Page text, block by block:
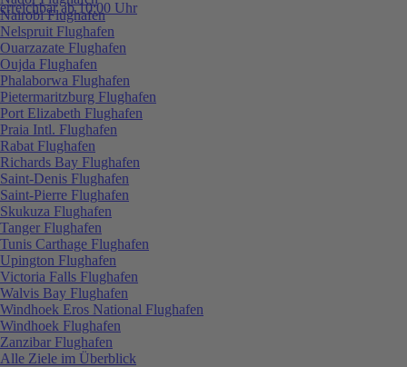
erreichbar ab 10:00 Uhr
Nairobi Flughafen
Nelspruit Flughafen
Ouarzazate Flughafen
Oujda Flughafen
Phalaborwa Flughafen
Pietermaritzburg Flughafen
Port Elizabeth Flughafen
Praia Intl. Flughafen
Rabat Flughafen
Richards Bay Flughafen
Saint-Denis Flughafen
Saint-Pierre Flughafen
Skukuza Flughafen
Tanger Flughafen
Tunis Carthage Flughafen
Upington Flughafen
Victoria Falls Flughafen
Walvis Bay Flughafen
Windhoek Eros National Flughafen
Windhoek Flughafen
Zanzibar Flughafen
Alle Ziele im Überblick